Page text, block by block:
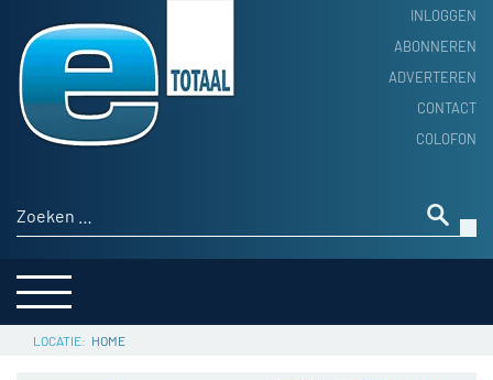
INLOGGEN
ABONNEREN
ADVERTEREN
CONTACT
COLOFON
Zoeken naar:
HOME
PRODUCTNIEUWS
ACHTERGROND
THEMA’S
SERVICE
HOME